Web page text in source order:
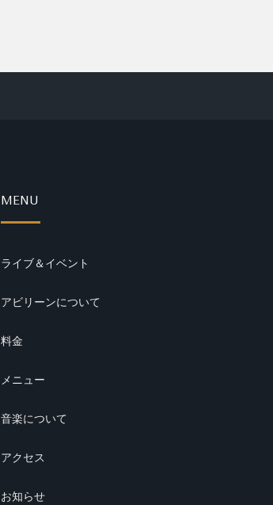
MENU
ライブ＆イベント
アビリーンについて
料金
メニュー
音楽について
アクセス
お知らせ